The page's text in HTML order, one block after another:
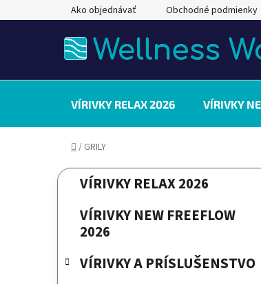
na
Ako objednávať Obchodné podmienky
VÍRIVKY RELAX 2026 VÍRIVKY
Domov
/ GRILY
B
p
Preskočiť
kategórie
K
r
VÍRIVKY RELAX 2026
VÍRIVKY NEW FREEFLOW
2026
VÍRIVKY A PRÍSLUŠENSTVO